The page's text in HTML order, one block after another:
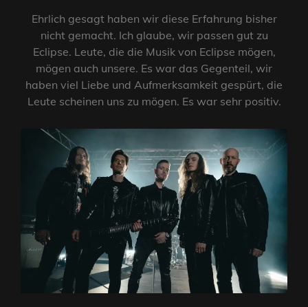
Ehrlich gesagt haben wir diese Erfahrung bisher
nicht gemacht. Ich glaube, wir passen gut zu
Eclipse. Leute, die die Musik von Eclipse mögen,
mögen auch unsere. Es war das Gegenteil, wir
haben viel Liebe und Aufmerksamkeit gespürt, die
Leute scheinen uns zu mögen. Es war sehr positiv.